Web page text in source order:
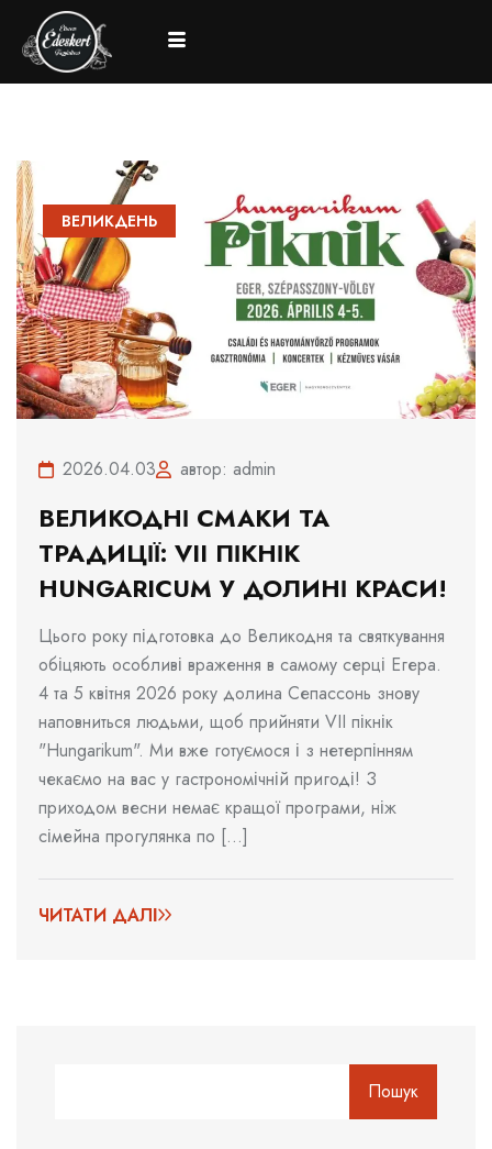
ВЕЛИКДЕНЬ
2026.04.03 автор: admin
ВЕЛИКОДНІ СМАКИ ТА
ТРАДИЦІЇ: VII ПІКНІК
HUNGARICUM У ДОЛИНІ КРАСИ!
Цього року підготовка до Великодня та святкування
обіцяють особливі враження в самому серці Егера.
4 та 5 квітня 2026 року долина Сепассонь знову
наповниться людьми, щоб прийняти VII пікнік
"Hungarikum". Ми вже готуємося і з нетерпінням
чекаємо на вас у гастрономічній пригоді! З
приходом весни немає кращої програми, ніж
сімейна прогулянка по [...]
ЧИТАТИ ДАЛІ
Пошук